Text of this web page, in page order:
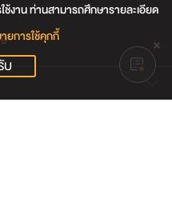
งาน ท่านสามารถศึกษารายละเอียด
ยการใช้คุกกี้
บ